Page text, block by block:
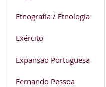
Etnografia / Etnologia
Exército
Expansão Portuguesa
Fernando Pessoa